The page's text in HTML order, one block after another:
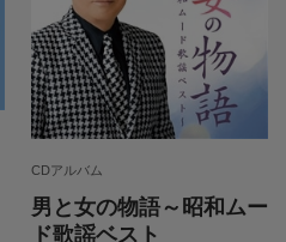
CDアルバム
男と女の物語～昭和ムー
ド歌謡ベスト